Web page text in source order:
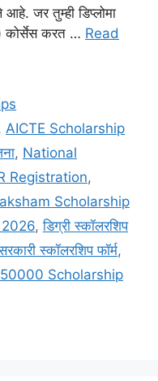
जर तुम्ही डिप्लोमा
कोर्सेस करत … Read
AICTE Scholarship
, National
Registration,
Scholarship
,डिग्री स्कॉलरशिप
स्कॉलरशिप फॉर्म,
Scholarship